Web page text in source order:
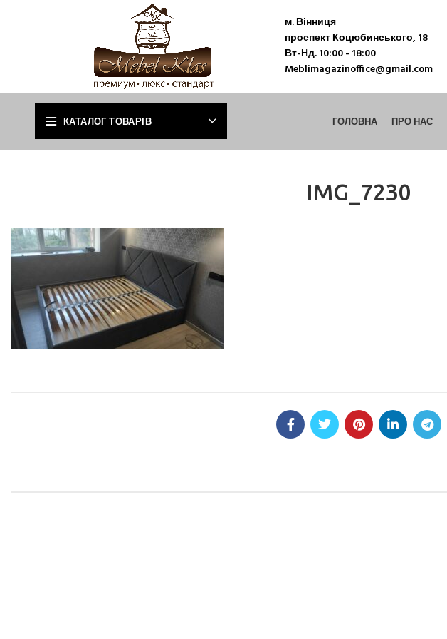
м. Вінниця
проспект Коцюбинського, 18
Вт-Нд. 10:00 - 18:00
Meblimagazinoffice@gmail.com
КАТАЛОГ ТОВАРІВ ГОЛОВНА ПРО НАС
IMG_7230